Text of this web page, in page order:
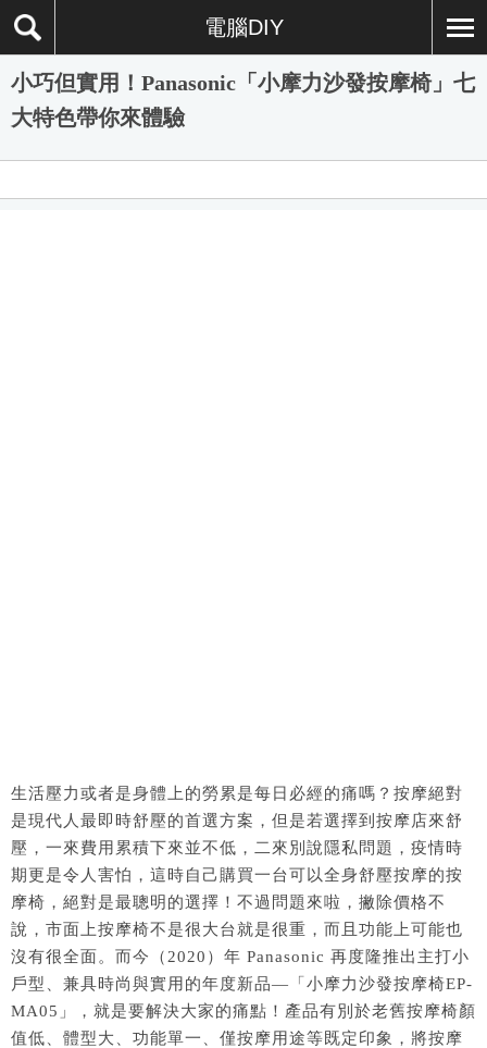
電腦DIY
小巧但實用！Panasonic「小摩力沙發按摩椅」七
大特色帶你來體驗
生活壓力或者是身體上的勞累是每日必經的痛嗎？ 按摩絕對
是現代人最即時舒壓的首選方案，但是若選擇到按摩店來舒
壓，一來費用累積下來並不低，二來別說隱私問題，疫情時
期更是令人害怕，這時自己購買一台可以全身舒壓按摩的按
摩椅，絕對是最聰明的選擇！不過問題來啦，撇除價格不
說，市面上按摩椅不是很大台就是很重，而且功能上可能也
沒有很全面。而今（2020）年 Panasonic 再度隆推出主打小
戶型、兼具時尚與實用的年度新品—「小摩力沙發按摩椅EP-
MA05」，就是要解決大家的痛點！產品有別於老舊按摩椅顏
值低、體型大、功能單一、僅按摩用途等既定印象，將按摩